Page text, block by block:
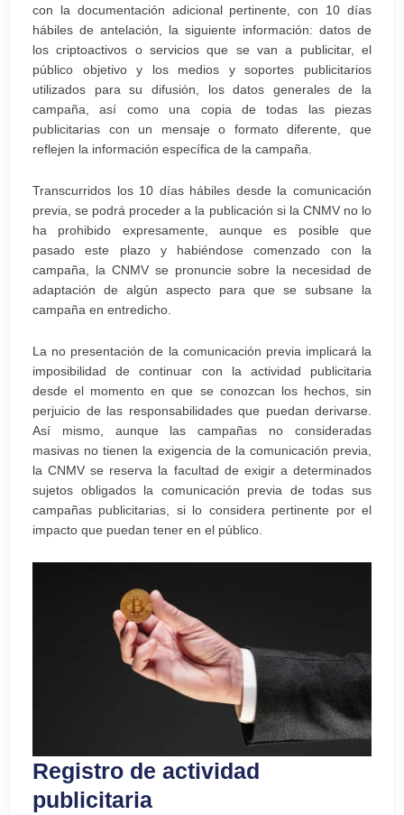
con la documentación adicional pertinente, con 10 días
hábiles de antelación, la siguiente información: datos de
los criptoactivos o servicios que se van a publicitar, el
público objetivo y los medios y soportes publicitarios
utilizados para su difusión, los datos generales de la
campaña, así como una copia de todas las piezas
publicitarias con un mensaje o formato diferente, que
reflejen la información específica de la campaña.
Transcurridos los 10 días hábiles desde la comunicación
previa, se podrá proceder a la publicación si la CNMV no lo
ha prohibido expresamente, aunque es posible que
pasado este plazo y habiéndose comenzado con la
campaña, la CNMV se pronuncie sobre la necesidad de
adaptación de algún aspecto para que se subsane la
campaña en entredicho.
La no presentación de la comunicación previa implicará la
imposibilidad de continuar con la actividad publicitaria
desde el momento en que se conozcan los hechos, sin
perjuicio de las responsabilidades que puedan derivarse.
Así mismo, aunque las campañas no consideradas
masivas no tienen la exigencia de la comunicación previa,
la CNMV se reserva la facultad de exigir a determinados
sujetos obligados la comunicación previa de todas sus
campañas publicitarias, si lo considera pertinente por el
impacto que puedan tener en el público.
Registro de actividad
publicitaria